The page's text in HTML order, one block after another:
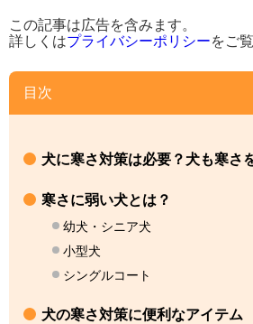
この記事は広告を含みます。
詳しくはプライバシーポリシーをご
目次
犬に寒さ対策は必要？犬も寒さ
寒さに弱い犬とは？
幼犬・シニア犬
小型犬
シングルコート
犬の寒さ対策に便利なアイテム